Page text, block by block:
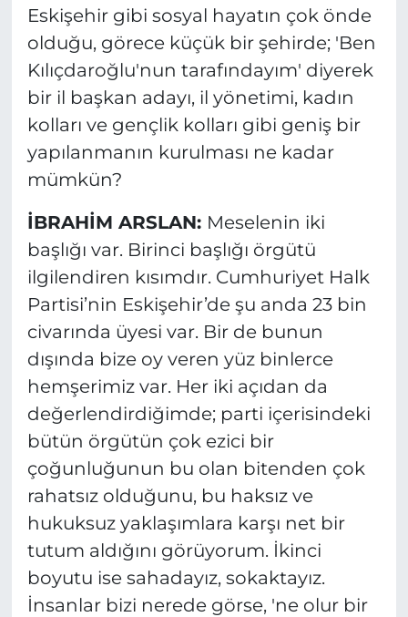
Eskişehir gibi sosyal hayatın çok önde
olduğu, görece küçük bir şehirde; 'Ben
Kılıçdaroğlu'nun tarafındayım' diyerek
bir il başkan adayı, il yönetimi, kadın
kolları ve gençlik kolları gibi geniş bir
yapılanmanın kurulması ne kadar
mümkün?
İBRAHİM ARSLAN: Meselenin iki
başlığı var. Birinci başlığı örgütü
ilgilendiren kısımdır. Cumhuriyet Halk
Partisi’nin Eskişehir’de şu anda 23 bin
civarında üyesi var. Bir de bunun
dışında bize oy veren yüz binlerce
hemşerimiz var. Her iki açıdan da
değerlendirdiğimde; parti içerisindeki
bütün örgütün çok ezici bir
çoğunluğunun bu olan bitenden çok
rahatsız olduğunu, bu haksız ve
hukuksuz yaklaşımlara karşı net bir
tutum aldığını görüyorum. İkinci
boyutu ise sahadayız, sokaktayız.
İnsanlar bizi nerede görse, 'ne olur bir